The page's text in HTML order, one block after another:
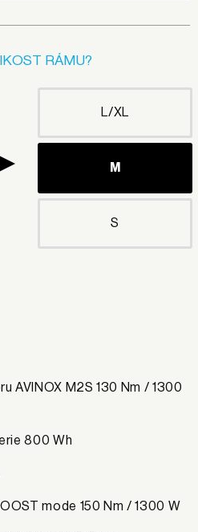
RÁMU?
L/XL
M
S
AVINOX M2S 130 Nm / 1300
800 Wh
mode 150 Nm / 1300 W